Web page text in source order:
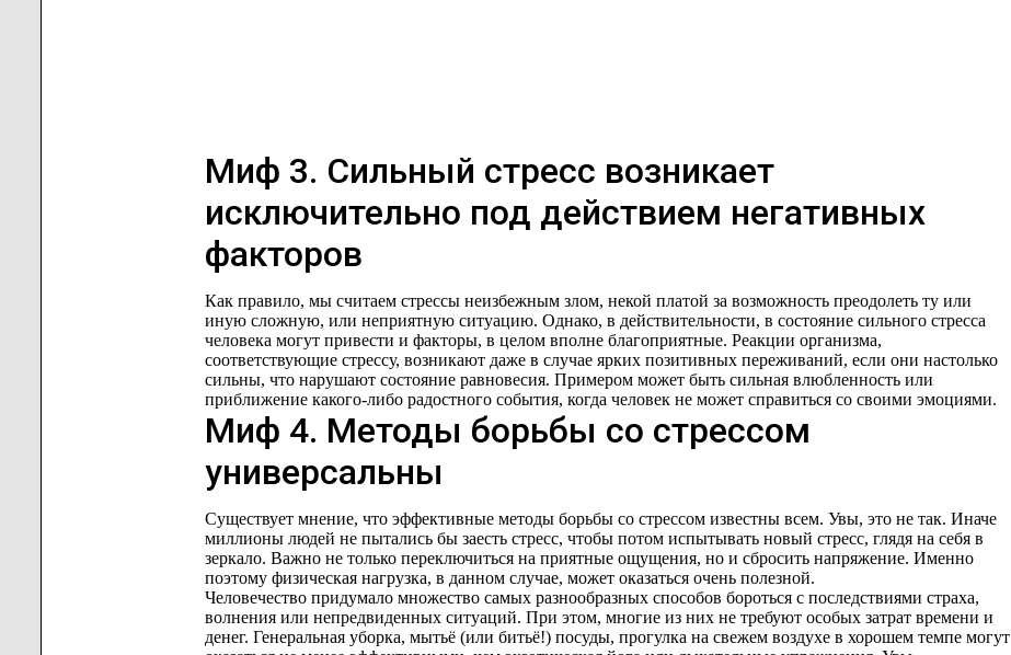
Миф 3. Сильный стресс возникает
исключительно под действием негативных
факторов
Как правило, мы считаем стрессы неизбежным злом, некой платой за возможность преодолеть ту или
иную сложную, или неприятную ситуацию. Однако, в действительности, в состояние сильного стресса
человека могут привести и факторы, в целом вполне благоприятные. Реакции организма,
соответствующие стрессу, возникают даже в случае ярких позитивных переживаний, если они настолько
сильны, что нарушают состояние равновесия. Примером может быть сильная влюбленность или
приближение какого-либо радостного события, когда человек не может справиться со своими эмоциями.
Миф 4. Методы борьбы со стрессом
универсальны
Существует мнение, что эффективные методы борьбы со стрессом известны всем. Увы, это не так. Иначе
миллионы людей не пытались бы заесть стресс, чтобы потом испытывать новый стресс, глядя на себя в
зеркало. Важно не только переключиться на приятные ощущения, но и сбросить напряжение. Именно
поэтому физическая нагрузка, в данном случае, может оказаться очень полезной.
Человечество придумало множество самых разнообразных способов бороться с последствиями страха,
волнения или непредвиденных ситуаций. При этом, многие из них не требуют особых затрат времени и
денег. Генеральная уборка, мытьё (или битьё!) посуды, прогулка на свежем воздухе в хорошем темпе могут